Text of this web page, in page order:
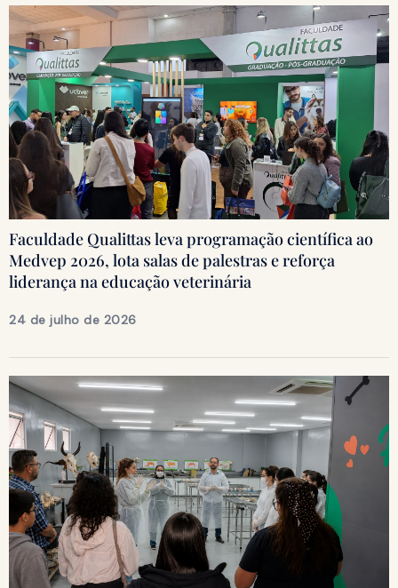
Faculdade Qualittas leva programação científica ao
Medvep 2026, lota salas de palestras e reforça
liderança na educação veterinária
24 de julho de 2026